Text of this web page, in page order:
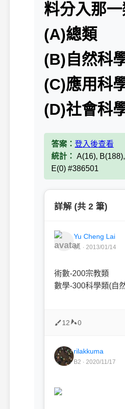
料分入那一
(A)總類
(B)自然科
(C)應用科
(D)社會科
答案： 登入後查看
統計： A(16),
E(0) #386501
詳解 (共 2 筆)
Yu Cheng Lai
B1 · 2013/01/14
術數-200宗教類
數學-300科學類(自
12 0
rilakkuma
B2 · 2020/11/17